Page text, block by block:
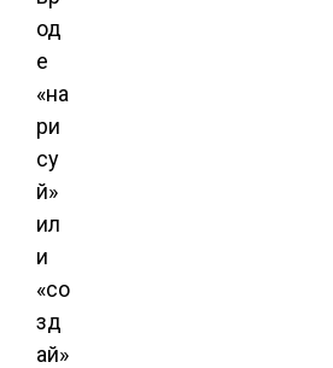
од
е
«на
ри
су
й»
ил
и
«со
зд
ай»